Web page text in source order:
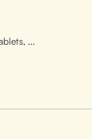
...